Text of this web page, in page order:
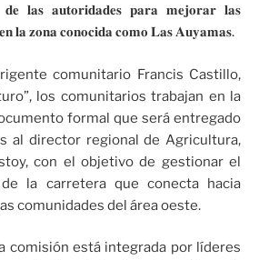
𝐝𝐞 𝐥𝐚𝐬 𝐚𝐮𝐭𝐨𝐫𝐢𝐝𝐚𝐝𝐞𝐬 𝐩𝐚𝐫𝐚 𝐦𝐞𝐣𝐨𝐫𝐚𝐫 𝐥𝐚𝐬
𝐞𝐧 𝐥𝐚 𝐳𝐨𝐧𝐚 𝐜𝐨𝐧𝐨𝐜𝐢𝐝𝐚 𝐜𝐨𝐦𝐨 𝐋𝐚𝐬 𝐀𝐮𝐲𝐚𝐦𝐚𝐬.
comunitario Francis Castillo,
los comunitarios trabajan en la
formal que será entregado
al director regional de Agricultura,
con el objetivo de gestionar el
de la carretera que conecta hacia
comunidades del área oeste.
comisión está integrada por líderes